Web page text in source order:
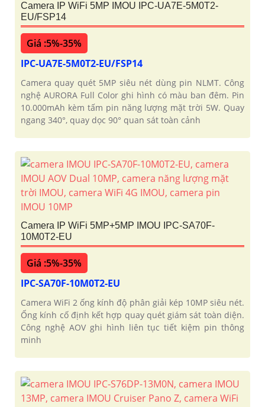
Camera IP WiFi 5MP IMOU IPC-UA7E-5M0T2-
EU/FSP14
Giá :5%-35%
IPC-UA7E-5M0T2-EU/FSP14
Camera quay quét 5MP siêu nét dùng pin NLMT. Công
nghệ AURORA Full Color ghi hình có màu ban đêm. Pin
10.000mAh kèm tấm pin năng lượng mặt trời 5W. Quay
ngang 340°, quay dọc 90° quan sát toàn cảnh
Camera IP WiFi 5MP+5MP IMOU IPC-SA70F-
10M0T2-EU
Giá :5%-35%
IPC-SA70F-10M0T2-EU
Camera WiFi 2 ống kính độ phân giải kép 10MP siêu nét.
Ống kính cố định kết hợp quay quét giám sát toàn diện.
Công nghệ AOV ghi hình liên tục tiết kiệm pin thông
minh